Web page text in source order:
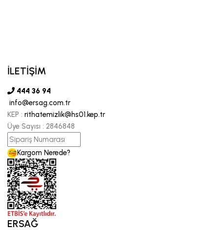
İLETİŞİM
444 36 94
info@ersag.com.tr
KEP : rithatemizlik@hs01.kep.tr
Üye Sayısı : 2846848
Kargom Nerede?
ERSAĞ